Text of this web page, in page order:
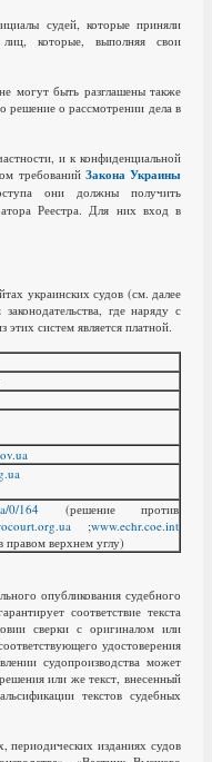
судей, которые приняли
которые, выполняя свои
могут быть разглашены также
решение о рассмотрении дела в
и к конфиденциальной
требований Закона Украины
они должны получить
Реестра. Для них вход в
украинских судов (см. далее
где наряду с
этих систем является платной.
0/164 (решение против
;www.echr.coe.int
правом верхнем углу)
опубликования судебного
соответствие текста
сверки с оригиналом или
удостоверения
судопроизводства может
или же текст, внесенный
текстов судебных
периодических изданиях судов